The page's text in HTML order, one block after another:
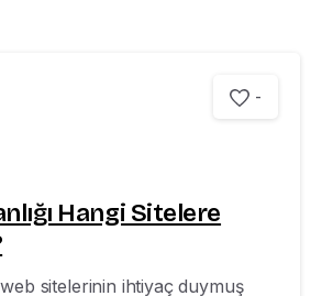
-
Hangi Sitelere
web sitelerinin ihtiyaç duymuş